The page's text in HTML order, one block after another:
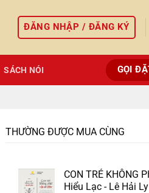
ĐĂNG NHẬP / ĐĂNG KÝ
SÁCH NÓI GỌI
THƯỜNG ĐƯỢC MUA CÙNG
CON TRẺ KHÔNG
Hiểu Lạc - Lê Hải